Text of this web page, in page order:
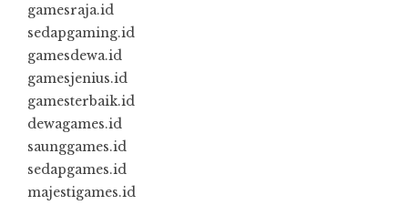
gamesraja.id
sedapgaming.id
gamesdewa.id
gamesjenius.id
gamesterbaik.id
dewagames.id
saunggames.id
sedapgames.id
majestigames.id